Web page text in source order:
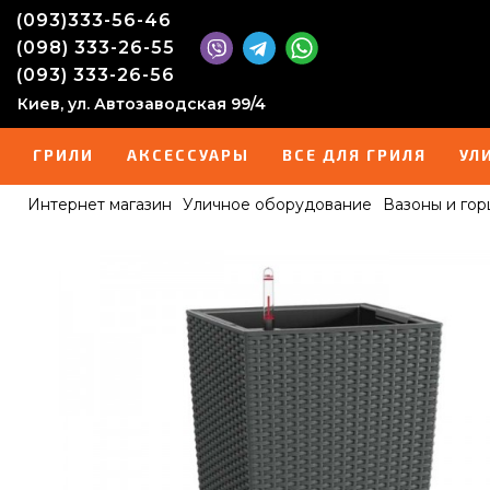
(093)333-56-46
(098) 333-26-55
(093) 333-26-56
Киев, ул. Автозаводская 99/4
ГРИЛИ АКСЕССУАРЫ ВСЕ ДЛЯ ГРИЛЯ
Интернет магазин Уличное оборудование Вазоны и